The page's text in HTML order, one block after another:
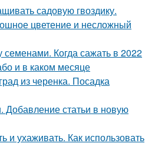
садовую гвоздику.
цветение и несложный
семенами. Когда сажать в 2022
и в каком месяце
из черенка. Посадка
Добавление статьи в новую
и ухаживать. Как использовать